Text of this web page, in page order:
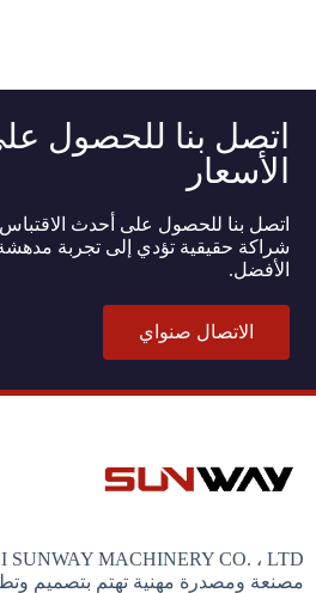
اتصل بنا للحصول
الأسعار
اتصل بنا للحصول على أحدث
شراكة حقيقية تؤدي إلى تجربة مدهشة
الأفضل.
الاتصال صنواي
مصنعة ومصدرة مهنية تهتم بتصميم